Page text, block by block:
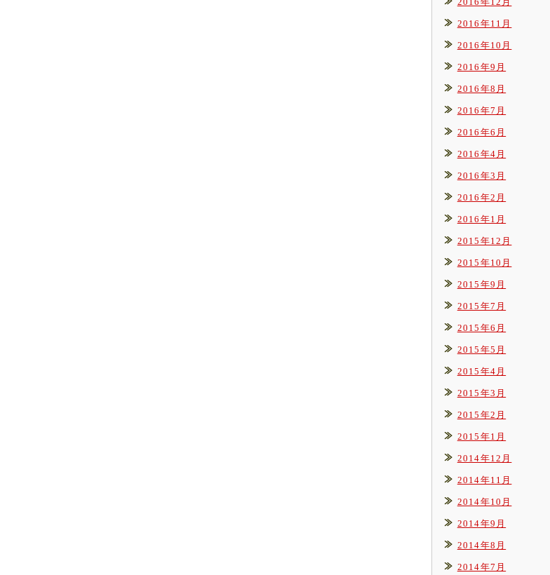
2016年11月
2016年10月
2016年9月
2016年8月
2016年7月
2016年6月
2016年4月
2016年3月
2016年2月
2016年1月
2015年12月
2015年10月
2015年9月
2015年7月
2015年6月
2015年5月
2015年4月
2015年3月
2015年2月
2015年1月
2014年12月
2014年11月
2014年10月
2014年9月
2014年8月
2014年7月